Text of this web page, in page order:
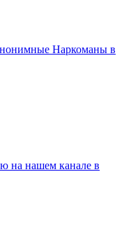
Наркоманы в
на нашем канале в